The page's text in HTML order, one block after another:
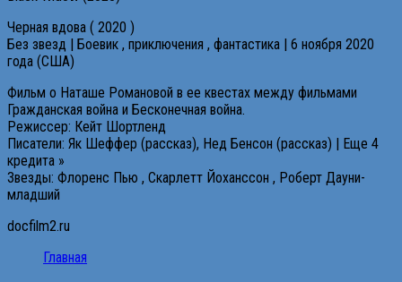
Черная вдова ( 2020 )
Без звезд | Боевик , приключения , фантастика | 6 ноября 2020
года (США)
Фильм о Наташе Романовой в ее квестах между фильмами
Гражданская война и Бесконечная война.
Режиссер: Кейт Шортленд
Писатели: Як Шеффер (рассказ), Нед Бенсон (рассказ) | Еще 4
кредита »
Звезды: Флоренс Пью , Скарлетт Йоханссон , Роберт Дауни-
младший
docfilm2.ru
Главная